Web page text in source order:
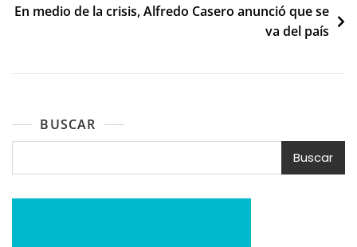
En medio de la crisis, Alfredo Casero anunció que se
va del país
BUSCAR
Buscar